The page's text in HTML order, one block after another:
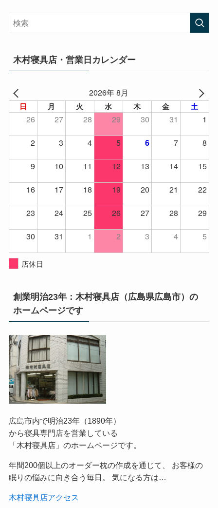
木村寝具店・営業日カレンダー
2026年 8月
日 月 火 水 木 金 土
26 27 28 29 30 31
1
2
3 4 5 6 7
8
9
10 11 12 13 14
15
16
17 18 19 20 21
22
23
24 25 26 27 28
29
30
31 1 2 3 4 5
店休日
創業明治23年：木村寝具店（広島県広島市）の
ホームページです
広島市内で明治23年（1890年）
から寝具専門店を営業している
「木村寝具店」のホームページです。
年間200個以上のオーダー枕の作成を通じて、 お客様の
眠りの悩みに向き合う毎日。 気になる方は…
木村寝具店アクセス